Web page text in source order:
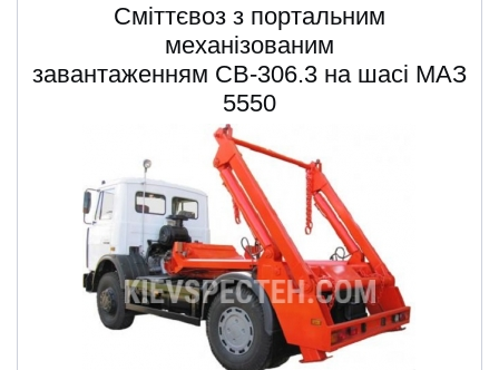
Сміттєвоз з портальним
механізованим
завантаженням СВ-306.3 на шасі МАЗ
5550